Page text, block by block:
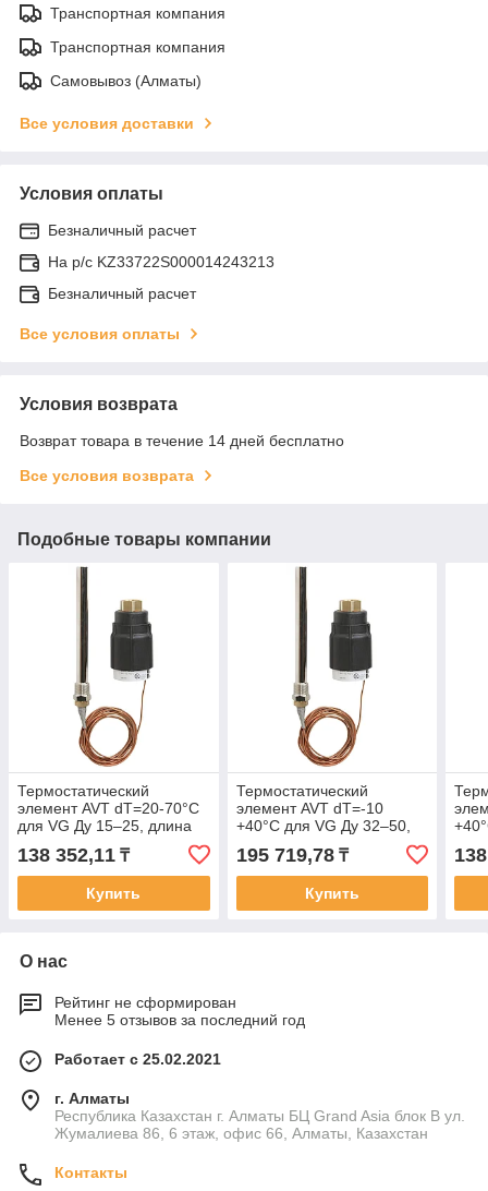
Транспортная компания
Транспортная компания
Самовывоз (Алматы)
Все условия доставки
Условия оплаты
Безналичный расчет
На р/c KZ33722S000014243213
Безналичный расчет
Все условия оплаты
Условия возврата
Возврат товара в течение 14 дней бесплатно
Все условия возврата
Подобные товары компании
Термостатический
элемент AVT dT=20-70°С
для VG Ду 15–25, длина
138 352,11 ₸
Купить
Термостатический
элемент AVT dT=-10
+40°С для VG Ду 32–50,
длина 210 мм наруж. 3/4"
195 719,78₸
Купить
О нас
Рейтинг не сформирован
Менее 5 отзывов за последний год
Работает с 25.02.2021
г. Алматы
Республика Казахстан г. Алматы БЦ Grand Asia блок B ул.
Жумалиева 86, 6 этаж, офис 66, Алматы, Казахстан
Контакты